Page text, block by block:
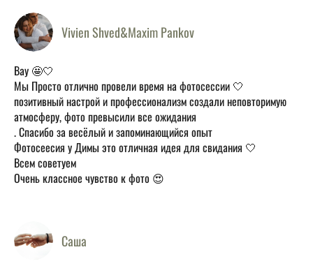
Vivien Shved&Maxim Pankov
Вау 🤩🤍
Мы Просто отлично провели время на фотосессии 🤍
позитивный настрой и профессионализм создали неповторимую
атмосферу, фото превысили все ожидания
. Спасибо за весёлый и запоминающийся опыт
Фотосеесия у Димы это отличная идея для свидания 🤍
Всем советуем
Очень классное чувство к фото 😍
Саша